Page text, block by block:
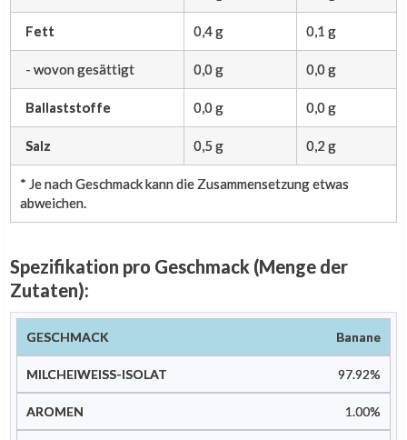
Fett 0,4 g 0,1 g
- wovon gesättigt 0,0 g 0,0 g
Ballaststoffe 0,0 g 0,0 g
Salz 0,5 g 0,2 g
* Je nach Geschmack kann die Zusammensetzung etwas
abweichen.
Spezifikation pro Geschmack (Menge der
Zutaten):
Geschmack
Isolat
Guar-
Gummi
Banane
97.92%
1.00%